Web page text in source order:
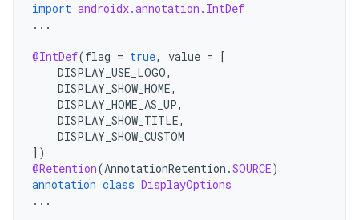
import androidx.annotation.IntDef
...
@IntDef(flag = true, value =
[
DISPLAY_USE_LOGO,
DISPLAY_SHOW_HOME,
DISPLAY_HOME_AS_UP,
DISPLAY_SHOW_TITLE,
DISPLAY_SHOW_CUSTOM
] )
@Retention(AnnotationRetention .SOURCE)
annotation class DisplayOptions
...